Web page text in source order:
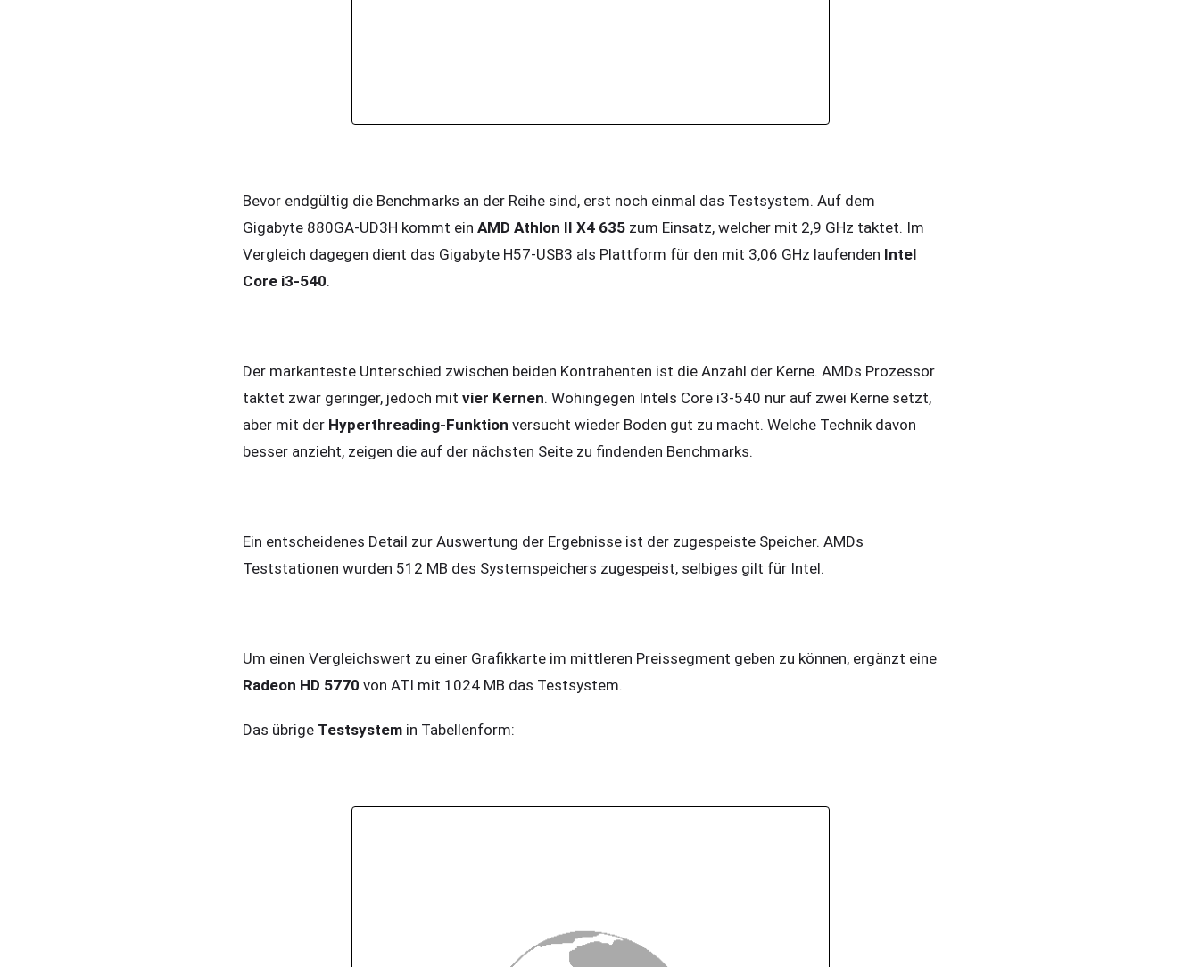
Bevor endgültig die Benchmarks an der Reihe sind, erst noch einmal das Testsystem. Auf dem
Gigabyte 880GA-UD3H kommt ein AMD Athlon II X4 635 zum Einsatz, welcher mit 2,9 GHz taktet. Im
Vergleich dagegen dient das Gigabyte H57-USB3 als Plattform für den mit 3,06 GHz laufenden Intel
Core i3-540.
Der markanteste Unterschied zwischen beiden Kontrahenten ist die Anzahl der Kerne. AMDs Prozessor
taktet zwar geringer, jedoch mit vier Kernen. Wohingegen Intels Core i3-540 nur auf zwei Kerne setzt,
aber mit der Hyperthreading-Funktion versucht wieder Boden gut zu macht. Welche Technik davon
besser anzieht, zeigen die auf der nächsten Seite zu findenden Benchmarks.
Ein entscheidenes Detail zur Auswertung der Ergebnisse ist der zugespeiste Speicher. AMDs
Teststationen wurden 512 MB des Systemspeichers zugespeist, selbiges gilt für Intel.
Um einen Vergleichswert zu einer Grafikkarte im mittleren Preissegment geben zu können, ergänzt eine
Radeon HD 5770 von ATI mit 1024 MB das Testsystem.
Das übrige Testsystem in Tabellenform: